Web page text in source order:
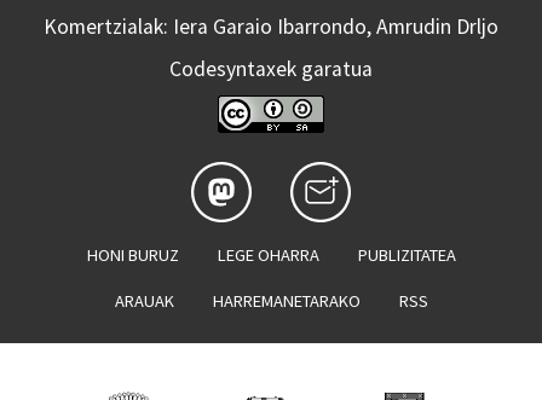
Komertzialak: Iera Garaio Ibarrondo, Amrudin Drljo
Codesyntaxek garatua
HONI BURUZ LEGE OHARRA PUBLIZITATEA
ARAUAK HARREMANETARAKO RSS